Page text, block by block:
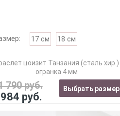
17 см 18 см
цоизит Танзания (сталь хир.)
огранка 4 мм
790 руб.
984 руб.
Выбрать размер